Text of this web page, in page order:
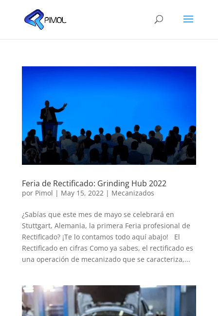
Feria de Rectificado: Grinding Hub 2022
por Pimol | May 15, 2022 | Mecanizados
¿Sabías que este mes de mayo se celebrará en
Stuttgart, Alemania, la primera Feria profesional de
Rectificado? ¡Te lo contamos todo aquí abajo! El
Rectificado en cifras Como ya sabes, el rectificado es
una operación de mecanizado que se caracteriza,...